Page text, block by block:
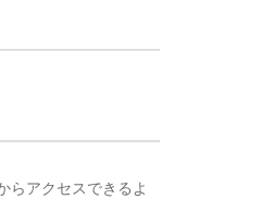
らアクセスできるよ